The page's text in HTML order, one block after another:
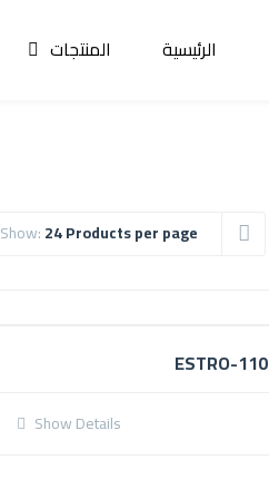
الرئيسية المنتجات
Show:24 Products per page
ESTRO-110
Show Details